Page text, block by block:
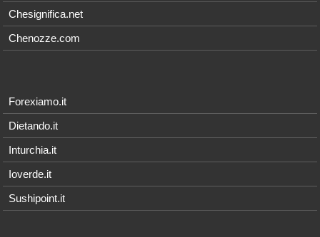
Chesignifica.net
Chenozze.com
Forexiamo.it
Dietando.it
Inturchia.it
Ioverde.it
Sushipoint.it